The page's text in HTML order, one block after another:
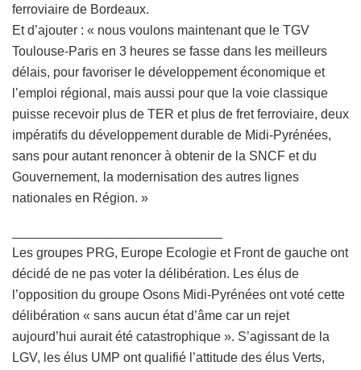
ferroviaire de Bordeaux.
Et d’ajouter : « nous voulons maintenant que le TGV
Toulouse-Paris en 3 heures se fasse dans les meilleurs
délais, pour favoriser le développement économique et
l’emploi régional, mais aussi pour que la voie classique
puisse recevoir plus de TER et plus de fret ferroviaire, deux
impératifs du développement durable de Midi-Pyrénées,
sans pour autant renoncer à obtenir de la SNCF et du
Gouvernement, la modernisation des autres lignes
nationales en Région. »
Les groupes PRG, Europe Ecologie et Front de gauche ont
décidé de ne pas voter la délibération. Les élus de
l’opposition du groupe Osons Midi-Pyrénées ont voté cette
délibération « sans aucun état d’âme car un rejet
aujourd’hui aurait été catastrophique ». S’agissant de la
LGV, les élus UMP ont qualifié l’attitude des élus Verts,